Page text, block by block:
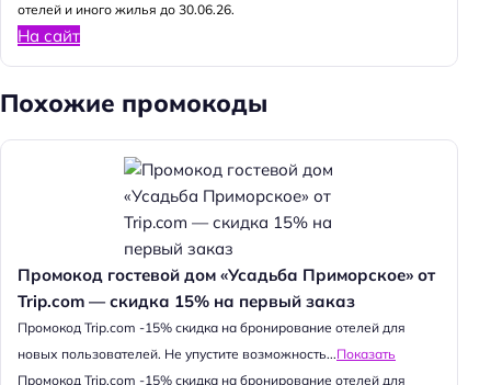
отелей и иного жилья до 30.06.26.
На сайт
Похожие промокоды
Промокод гостевой дом «Усадьба Приморское» от
Trip.com — скидка 15% на первый заказ
Промокод Trip.com -15% скидка на бронирование отелей для
новых пользователей. Не упустите возможность...Показать
Промокод Trip.com -15% скидка на бронирование отелей для